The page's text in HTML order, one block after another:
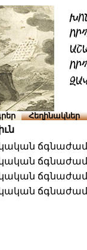
Հեղինակներ